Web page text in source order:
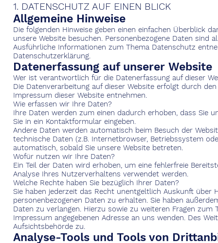
1. DATENSCHUTZ AUF EINEN BLICK
Allgemeine Hinweise
Die folgenden Hinweise geben einen einfachen Überblick
unsere Website besuchen. Personenbezogene Daten
Ausführliche Informationen zum Thema Datenschutz
Datenschutzerklärung.
Datenerfassung auf unserer Website
Wer ist verantwortlich für die Datenerfassung auf dieser
Die Datenverarbeitung auf dieser Website erfolgt durch
Impressum dieser Website entnehmen.
Wie erfassen wir Ihre Daten?
Ihre Daten werden zum einen dadurch erhoben, dass Sie
Sie in ein Kontaktformular eingeben.
Andere Daten werden automatisch beim Besuch der
technische Daten (z.B. Internetbrowser, Betriebssystem
automatisch, sobald Sie unsere Website betreten.
Wofür nutzen wir Ihre Daten?
Ein Teil der Daten wird erhoben, um eine fehlerfreie
Analyse Ihres Nutzerverhaltens verwendet werden.
Welche Rechte haben Sie bezüglich Ihrer Daten?
Sie haben jederzeit das Recht unentgeltlich Auskunft über
personenbezogenen Daten zu erhalten. Sie haben
Daten zu verlangen. Hierzu sowie zu weiteren Fragen
Impressum angegebenen Adresse an uns wenden. Des
Aufsichtsbehörde zu.
Analyse-Tools und Tools von